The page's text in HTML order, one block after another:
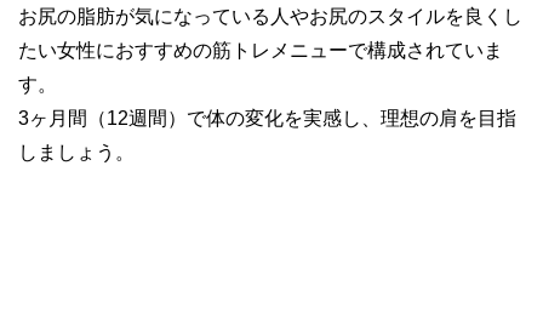
お尻の脂肪が気になっている人やお尻のスタイルを良くし
たい女性におすすめの筋トレメニューで構成されていま
す。
3ヶ月間（12週間）で体の変化を実感し、理想の肩を目指
しましょう。